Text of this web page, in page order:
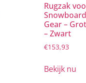
Rugzak
Gear –
– Zwart
€153,93
Bekijk nu